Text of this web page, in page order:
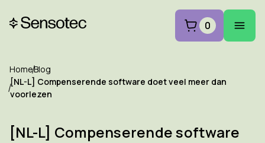
0
HomeBlog
[NL-L] Compenserende software doet veel meer dan
voorlezen
[NL-L] Compenserende software